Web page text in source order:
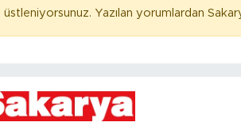
üstleniyorsunuz. Yazılan yorumlardan